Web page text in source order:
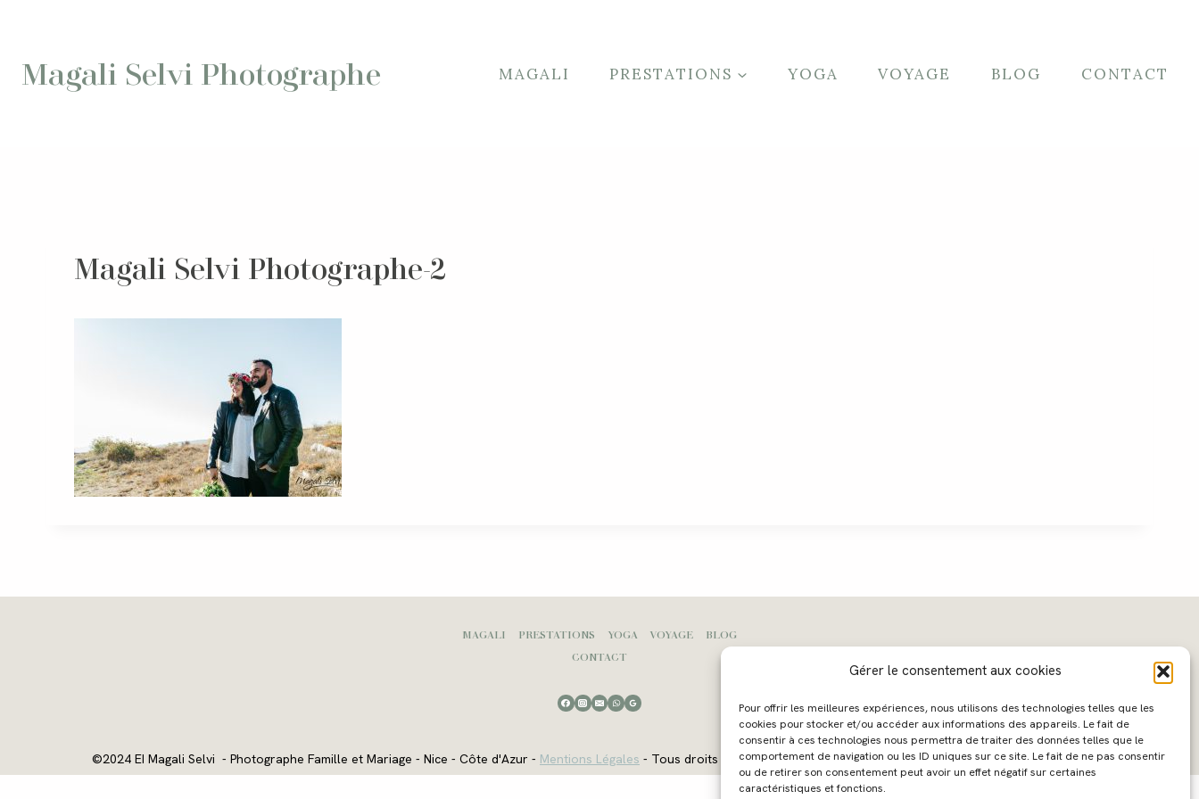
Gérer le consentement aux cookies
Pour offrir les meilleures expériences, nous utilisons des technologies telles que les
cookies pour stocker et/ou accéder aux informations des appareils. Le fait de
consentir à ces technologies nous permettra de traiter des données telles que le
comportement de navigation ou les ID uniques sur ce site. Le fait de ne pas consentir
ou de retirer son consentement peut avoir un effet négatif sur certaines
caractéristiques et fonctions.
Magali Selvi Photographe MAGALI PRESTATIONS YOGA VOYAGE BLOG CONTACT
Magali Selvi Photographe-2
MAGALI PRESTATIONS YOGA VOYAGE
BLOG
CONTACT
©2024 EI Magali Selvi - Photographe Famille et Mariage - Nice - Côte d'Azur - Mentions Légales - Tous droits réservés - Webdesign :Caroline Liabot- Hébergement :Azur Média